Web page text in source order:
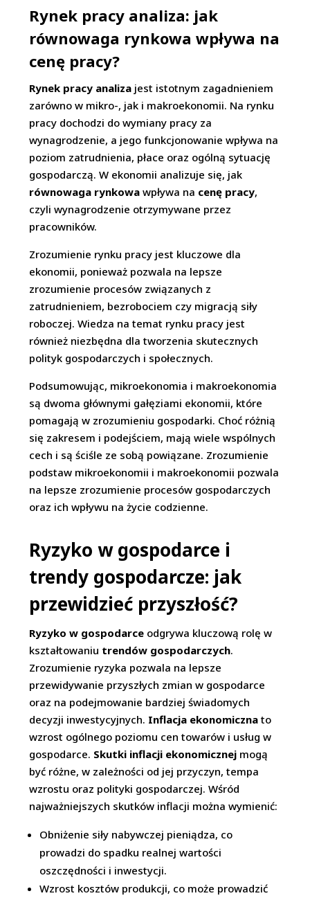
Rynek pracy analiza: jak
równowaga rynkowa wpływa na
cenę pracy?
Rynek pracy analiza jest istotnym zagadnieniem
zarówno w mikro-, jak i makroekonomii. Na rynku
pracy dochodzi do wymiany pracy za
wynagrodzenie, a jego funkcjonowanie wpływa na
poziom zatrudnienia, płace oraz ogólną sytuację
gospodarczą. W ekonomii analizuje się, jak
równowaga rynkowa wpływa na cenę pracy,
czyli wynagrodzenie otrzymywane przez
pracowników.
Zrozumienie rynku pracy jest kluczowe dla
ekonomii, ponieważ pozwala na lepsze
zrozumienie procesów związanych z
zatrudnieniem, bezrobociem czy migracją siły
roboczej. Wiedza na temat rynku pracy jest
również niezbędna dla tworzenia skutecznych
polityk gospodarczych i społecznych.
Podsumowując, mikroekonomia i makroekonomia
są dwoma głównymi gałęziami ekonomii, które
pomagają w zrozumieniu gospodarki. Choć różnią
się zakresem i podejściem, mają wiele wspólnych
cech i są ściśle ze sobą powiązane. Zrozumienie
podstaw mikroekonomii i makroekonomii pozwala
na lepsze zrozumienie procesów gospodarczych
oraz ich wpływu na życie codzienne.
Ryzyko w gospodarce i
trendy gospodarcze: jak
przewidzieć przyszłość?
Ryzyko w gospodarce odgrywa kluczową rolę w
kształtowaniu trendów gospodarczych.
Zrozumienie ryzyka pozwala na lepsze
przewidywanie przyszłych zmian w gospodarce
oraz na podejmowanie bardziej świadomych
decyzji inwestycyjnych. Inflacja ekonomiczna to
wzrost ogólnego poziomu cen towarów i usług w
gospodarce. Skutki inflacji ekonomicznej mogą
być różne, w zależności od jej przyczyn, tempa
wzrostu oraz polityki gospodarczej. Wśród
najważniejszych skutków inflacji można wymienić:
Obniżenie siły nabywczej pieniądza, co
prowadzi do spadku realnej wartości
oszczędności i inwestycji.
Wzrost kosztów produkcji, co może prowadzić